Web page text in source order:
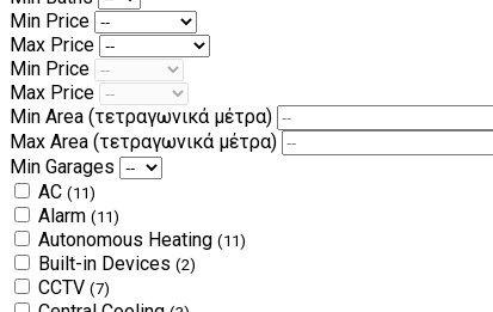
Min Price
Max Price
Min Price
Max Price
Min Area (τετραγωνικά μέτρα)
Max Area (τετραγωνικά μέτρα)
Min Garages
AC (11)
Alarm (11)
Autonomous Heating (11)
Built-in Devices (2)
CCTV (7)